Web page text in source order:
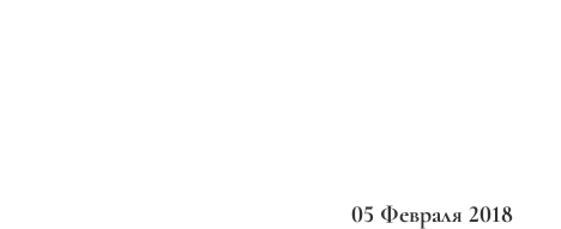
05 Февраля 2018